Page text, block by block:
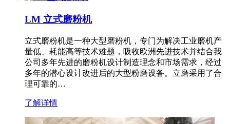
LM 立式磨粉机
立式磨粉机是一种大型磨粉机，专门为解决工业磨机产
量低、耗能高等技术难题，吸收欧洲先进技术并结合我
公司多年先进的磨粉机设计制造理念和市场需求，经过
多年的潜心设计改进后的大型粉磨设备。立磨采用了合
理可靠的…
了解详情